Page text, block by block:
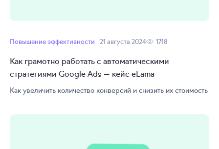
Повышение эффективности 21 августа 2024 1718
Как грамотно работать с автоматическими
стратегиями Google Ads — кейс eLama
Как увеличить количество конверсий и снизить их стоимость